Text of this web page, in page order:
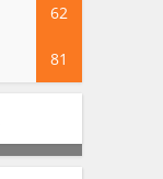
62
81